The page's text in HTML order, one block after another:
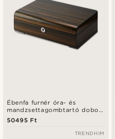
Ébenfa furnér óra- és
mandzsettagombtartó doboz
- 6 rekeszes
50495 Ft
TRENDHIM